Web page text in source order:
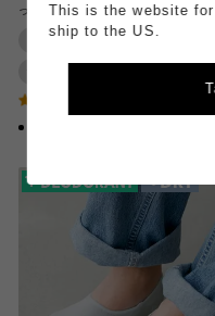
ったりソックス
This is the website
ship to the US.